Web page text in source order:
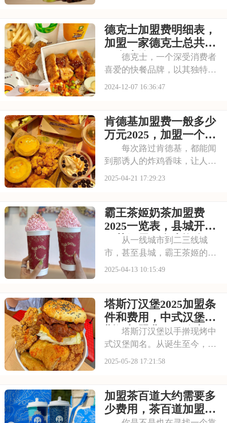
是大约多少，喜茶加盟费用包
括哪些方面的具体分析！希望
能为您提供参考~
德克士加盟费明细表，
加盟一家德克士总共需
要多少钱
德克士，一个深受消费者
喜爱的快餐品牌，以其独特的
产品口味和优质的服务赢得了
基础，诚邀有志之士加盟。加
盟德克士，你将获得品牌提供
的全方位扶持和指导
2024-12-07 16:36:47
肯德基加盟费一般多少
万元2025，加盟一个肯
德基加盟费一共多少钱
每次路过肯德基，都能闻
到那诱人的炸鸡香味，让人忍
不住想进去尝尝。现在，你也
德基，你不仅能学到它的制作
方法，还能享受品牌带来的各
种优势。本文将为你
2025-04-21 17:29:23
霸王茶姬奶茶加盟费
2025一览表，县城开霸
王茶姬需要多少资金
从一线城市到二三线城
市，甚至县城，霸王茶姬的门
店总是人气爆棚。那么，想要
王茶姬奶茶加盟费2025一览
表，县城开霸王茶姬需要多少
资金的分析吧！
2025-04-13 10:15:49
塔斯汀汉堡2025加盟条
件和费用，中式汉堡塔
斯汀加盟费用一览表
塔斯汀汉堡以手擀现烤中
式汉堡闻名。从诞生至今，不
断推陈出新，北京烤鸭堡、麻
猛，不少创业者都心动不已，
那加盟塔斯汀汉堡费用是多少
呢？今天就来一起看
2025-05-28 17:21:58
加盟茶百道大约需要多
少费用，茶百道加盟费